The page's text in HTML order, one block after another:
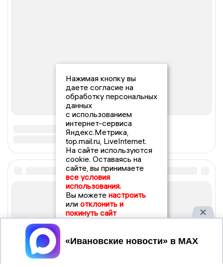
Нажимая кнопку вы
даете согласие на
обработку персональных
данных
с использованием
интернет-сервиса
Яндекс.Метрика,
top.mail.ru, LiveInternet.
На сайте используются
cookie. Оставаясь на
сайте, вы принимаете
все условия
использования.
Вы можете настроить
или отклонить и
покинуть сайт
Принять